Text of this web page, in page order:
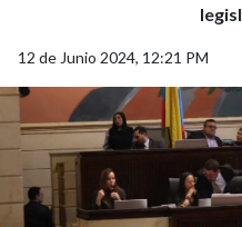
12 de Junio 2024, 12:21 PM